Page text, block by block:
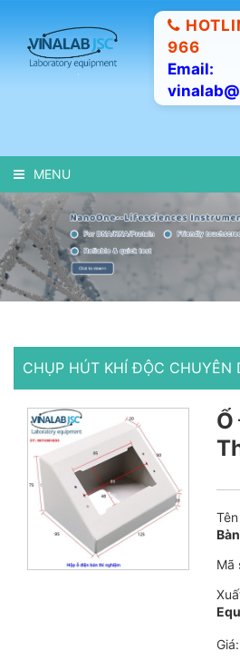
966
Email:
MENU
CHỤP HÚT KHÍ ĐỘC CHUYÊN
Mã
Giá: